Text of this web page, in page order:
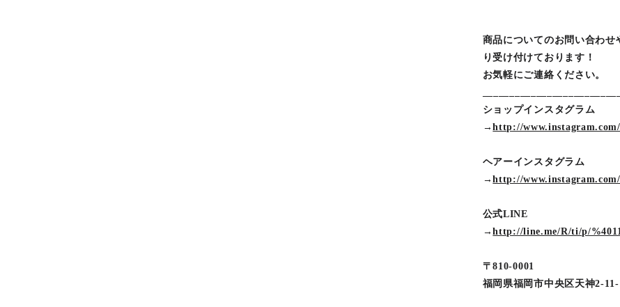
商品についてのお問い合わせ
り受け付けております！
お気軽にご連絡ください。
ショップインスタグラム
→http://
ヘアーインスタグラム
→http://
公式LINE
→http://line.me/R/ti/p/
〒810-0001
福岡県福岡市中央区天神2-